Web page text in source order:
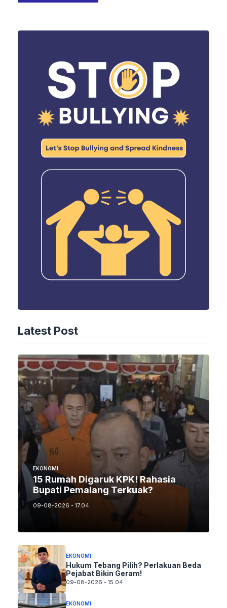
Latest Post
EKONOMI
15 Rumah Digaruk KPK! Rahasia
Bupati Pemalang Terkuak?
09-08-2026 - 17.04
EKONOMI
Hukum Tebang Pilih? Perlakuan Beda
Pejabat Bikin Geram!
09-08-2026 - 15.04
EKONOMI